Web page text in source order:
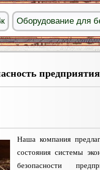
предприятия
Наша компания
состояния системы
безопасности
Оборудование для